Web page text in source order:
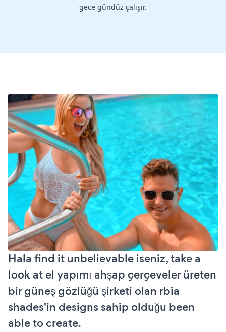
gece gündüz çalışır.
Hala find it unbelievable iseniz, take a
look at el yapımı ahşap çerçeveler üreten
bir güneş gözlüğü şirketi olan rbia
shades'in designs sahip olduğu been
able to create.